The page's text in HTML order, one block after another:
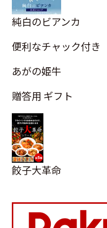
純白のビアンカ
便利なチャック付き
あがの姫牛
贈答用 ギフト
餃子大革命